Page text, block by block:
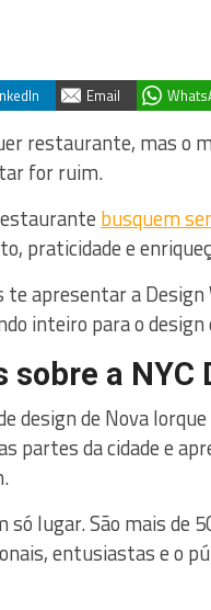
Email
restaurante, mas o
for ruim.
busquem
praticidade e
apresentar a Design
inteiro para o
a NYC
design de Nova
partes da cidade e
lugar. São mais de
entusiastas e o